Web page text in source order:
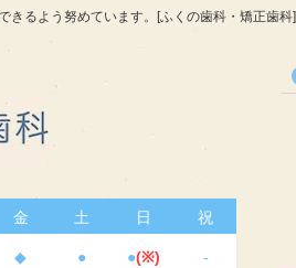
きるよう努めています。[ふくの歯科・矯正歯科]
金 土 日 祝
◆ ● ●(※) -